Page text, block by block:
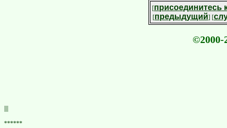
[присоединитесь
[предыдущий] [
©2000-
******